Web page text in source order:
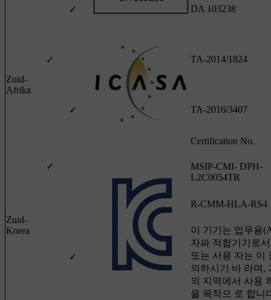
✓ DA 103238
Zuid-
Afrika
✓ TA-2014/1824
✓ TA-2016/3407
Zuid-
Korea
✓
Certification No.
MSIP-CMI- DPH-
L2C0054TR
✓
R-CMM-HLA-RS4
이 기기는 업무용
자파 적합기기로
또는 사용 자는 이
의하시기 바 라며,
의 지역에서 사용
을 목적으 로 합니